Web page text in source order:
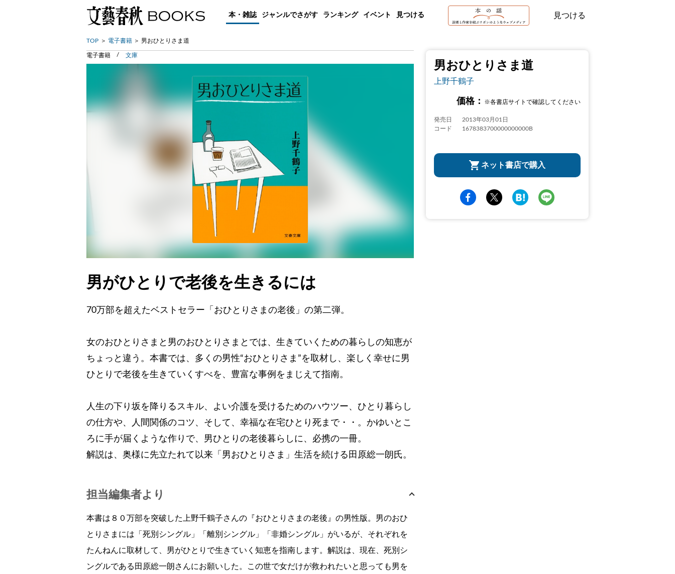
本・雑誌 ジャンルでさがす ランキング イベント 見つける 見つける
TOP 電子書籍 男おひとりさま道
男おひとりさま道
上野千鶴子
価格： ※各書店サイトで確認してください
発売日
2013年03月01日
コード
1678383700000000000B
ネット書店で購入
電子書籍 文庫
男がひとりで老後を生きるには
70万部を超えたベストセラー「おひとりさまの老後」の第二弾。
女のおひとりさまと男のおひとりさまとでは、生きていくための暮らしの知恵が
ちょっと違う。本書では、多くの男性“おひとりさま”を取材し、楽しく幸せに男
ひとりで老後を生きていくすべを、豊富な事例をまじえて指南。
人生の下り坂を降りるスキル、よい介護を受けるためのハウツー、ひとり暮らし
の仕方や、人間関係のコツ、そして、幸福な在宅ひとり死まで・・。かゆいとこ
ろに手が届くような作りで、男ひとりの老後暮らしに、必携の一冊。
解説は、奥様に先立たれて以来「男おひとりさま」生活を続ける田原総一朗氏。
担当編集者より
本書は８０万部を突破した上野千鶴子さんの『おひとりさまの老後』の男性版。男のおひ
とりさまには「死別シングル」「離別シングル」「非婚シングル」がいるが、それぞれを
たんねんに取材して、男がひとりで生きていく知恵を指南します。解説は、現在、死別シ
ングルである田原総一朗さんにお願いした。この世で女だけが救われたいと思っても男を